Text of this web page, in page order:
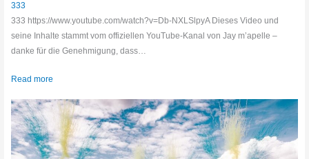
333
333 https://www.youtube.com/watch?v=Db-NXLSlpyA Dieses Video und
seine Inhalte stammt vom offiziellen YouTube-Kanal von Jay m’apelle –
danke für die Genehmigung, dass…
Read more